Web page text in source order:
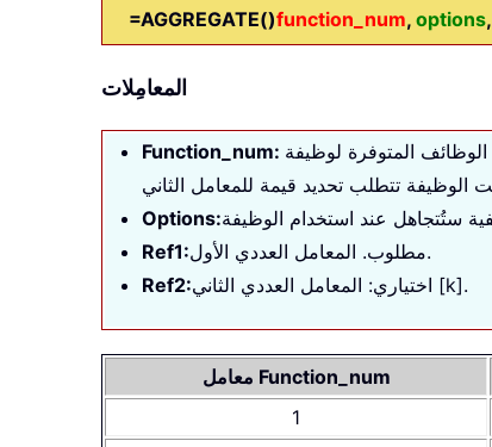
=AGGREGATE()function_num, options,
المعامِلات
Function_num:
Options:
Ref1:
مطلوب. المعامل العددي الأول.
Ref2:
اختياري: المعامل العددي الثاني [k].
معامل Function_num
1